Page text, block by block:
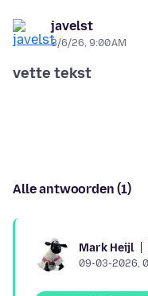
javelst
3/6/26, 9:00 AM
vette tekst
Alle antwoorden (1)
Mark Heijl
09-03-2026,